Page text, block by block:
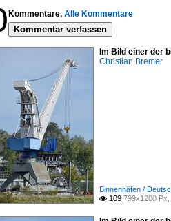
Kommentare, Alle Kommentare
Kommentar verfassen
Im Bild einer der
Christian Bremer
Binnenhäfen /
 109 799x1200